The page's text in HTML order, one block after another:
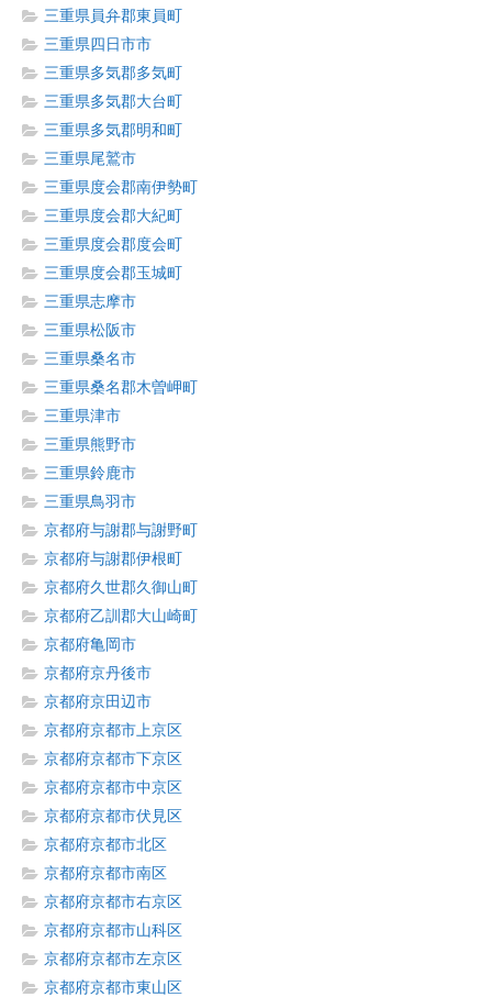
三重県員弁郡東員町
三重県四日市市
三重県多気郡多気町
三重県多気郡大台町
三重県多気郡明和町
三重県尾鷲市
三重県度会郡南伊勢町
三重県度会郡大紀町
三重県度会郡度会町
三重県度会郡玉城町
三重県志摩市
三重県松阪市
三重県桑名市
三重県桑名郡木曽岬町
三重県津市
三重県熊野市
三重県鈴鹿市
三重県鳥羽市
京都府与謝郡与謝野町
京都府与謝郡伊根町
京都府久世郡久御山町
京都府乙訓郡大山崎町
京都府亀岡市
京都府京丹後市
京都府京田辺市
京都府京都市上京区
京都府京都市下京区
京都府京都市中京区
京都府京都市伏見区
京都府京都市北区
京都府京都市南区
京都府京都市右京区
京都府京都市山科区
京都府京都市左京区
京都府京都市東山区